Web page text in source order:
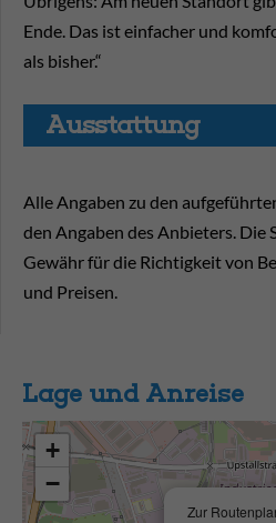
Ende. Das ist einfacher und
als bisher.“
Aus­stat­tung
Alle Angaben zu den
den Angaben des Anbieters. Die
Gewähr für die Richtigkeit von
und Preisen.
Lage und Anreise
Zur
+
−